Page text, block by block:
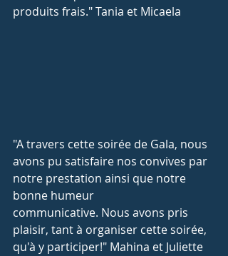
produits frais." Tania et Micaela
"A travers cette soirée de Gala, nous
avons pu satisfaire nos convives par
notre prestation ainsi que notre
bonne humeur
communicative. Nous avons pris
plaisir, tant à organiser cette soirée,
qu'à y participer!" Mahina et Juliette